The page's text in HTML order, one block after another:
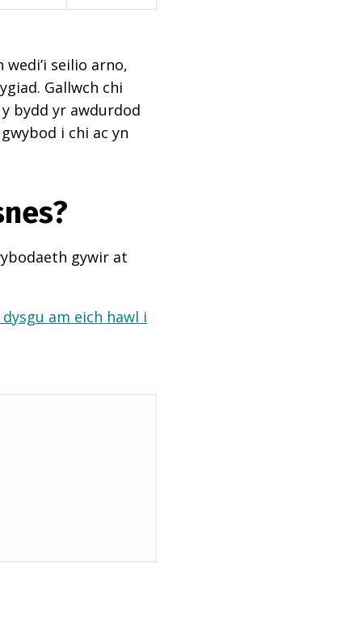
seilio arno,
Gallwch chi
bydd yr awdurdod
i chi ac yn
gywir at
am eich hawl i